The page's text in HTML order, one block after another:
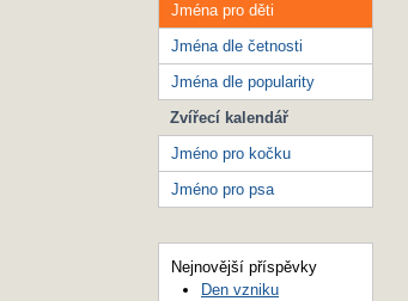
Jména pro děti
Jména dle četnosti
Jména dle popularity
Zvířecí kalendář
Jméno pro kočku
Jméno pro psa
Nejnovější příspěvky
Den vzniku